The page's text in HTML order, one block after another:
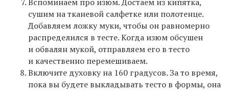
Вспоминаем про изюм. Достаем из кипятка,
сушим на тканевой салфетке или полотенце.
Добавляем ложку муки, чтобы он равномерно
распределился в тесте. Когда изюм обсушен
и обвалян мукой, отправляем его в тесто
и качественно перемешиваем.
Включите духовку на 160 градусов. За то время,
пока вы будете выкладывать тесто в формы, она